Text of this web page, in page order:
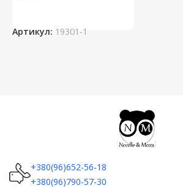
Артикул: 19301-1
+380(96)652-56-18
+380(96)790-57-30